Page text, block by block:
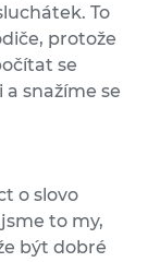
To
protože
se
snažíme se
o slovo
to my,
být dobré